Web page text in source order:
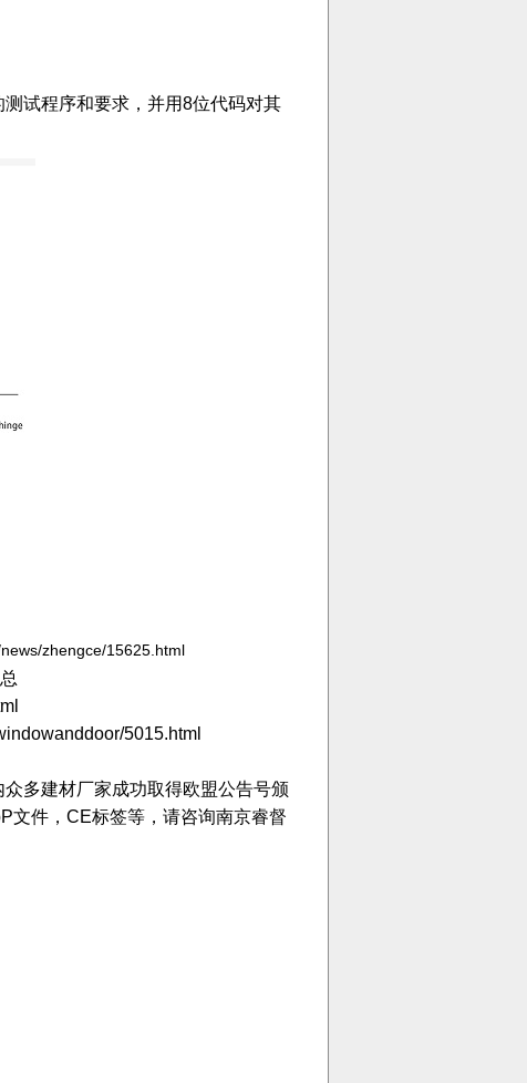
试程序和要求，并用8位代码对其
zhengce/15625.html
5015.html
多建材厂家成功取得欧盟公告号颁
文件，CE标签等，请咨询南京睿督